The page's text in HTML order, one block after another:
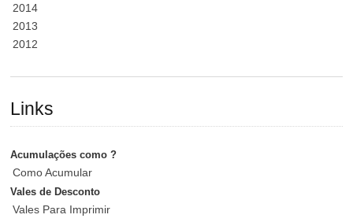
2014
2013
2012
Links
Acumulações como ?
Como Acumular
Vales de Desconto
Vales Para Imprimir